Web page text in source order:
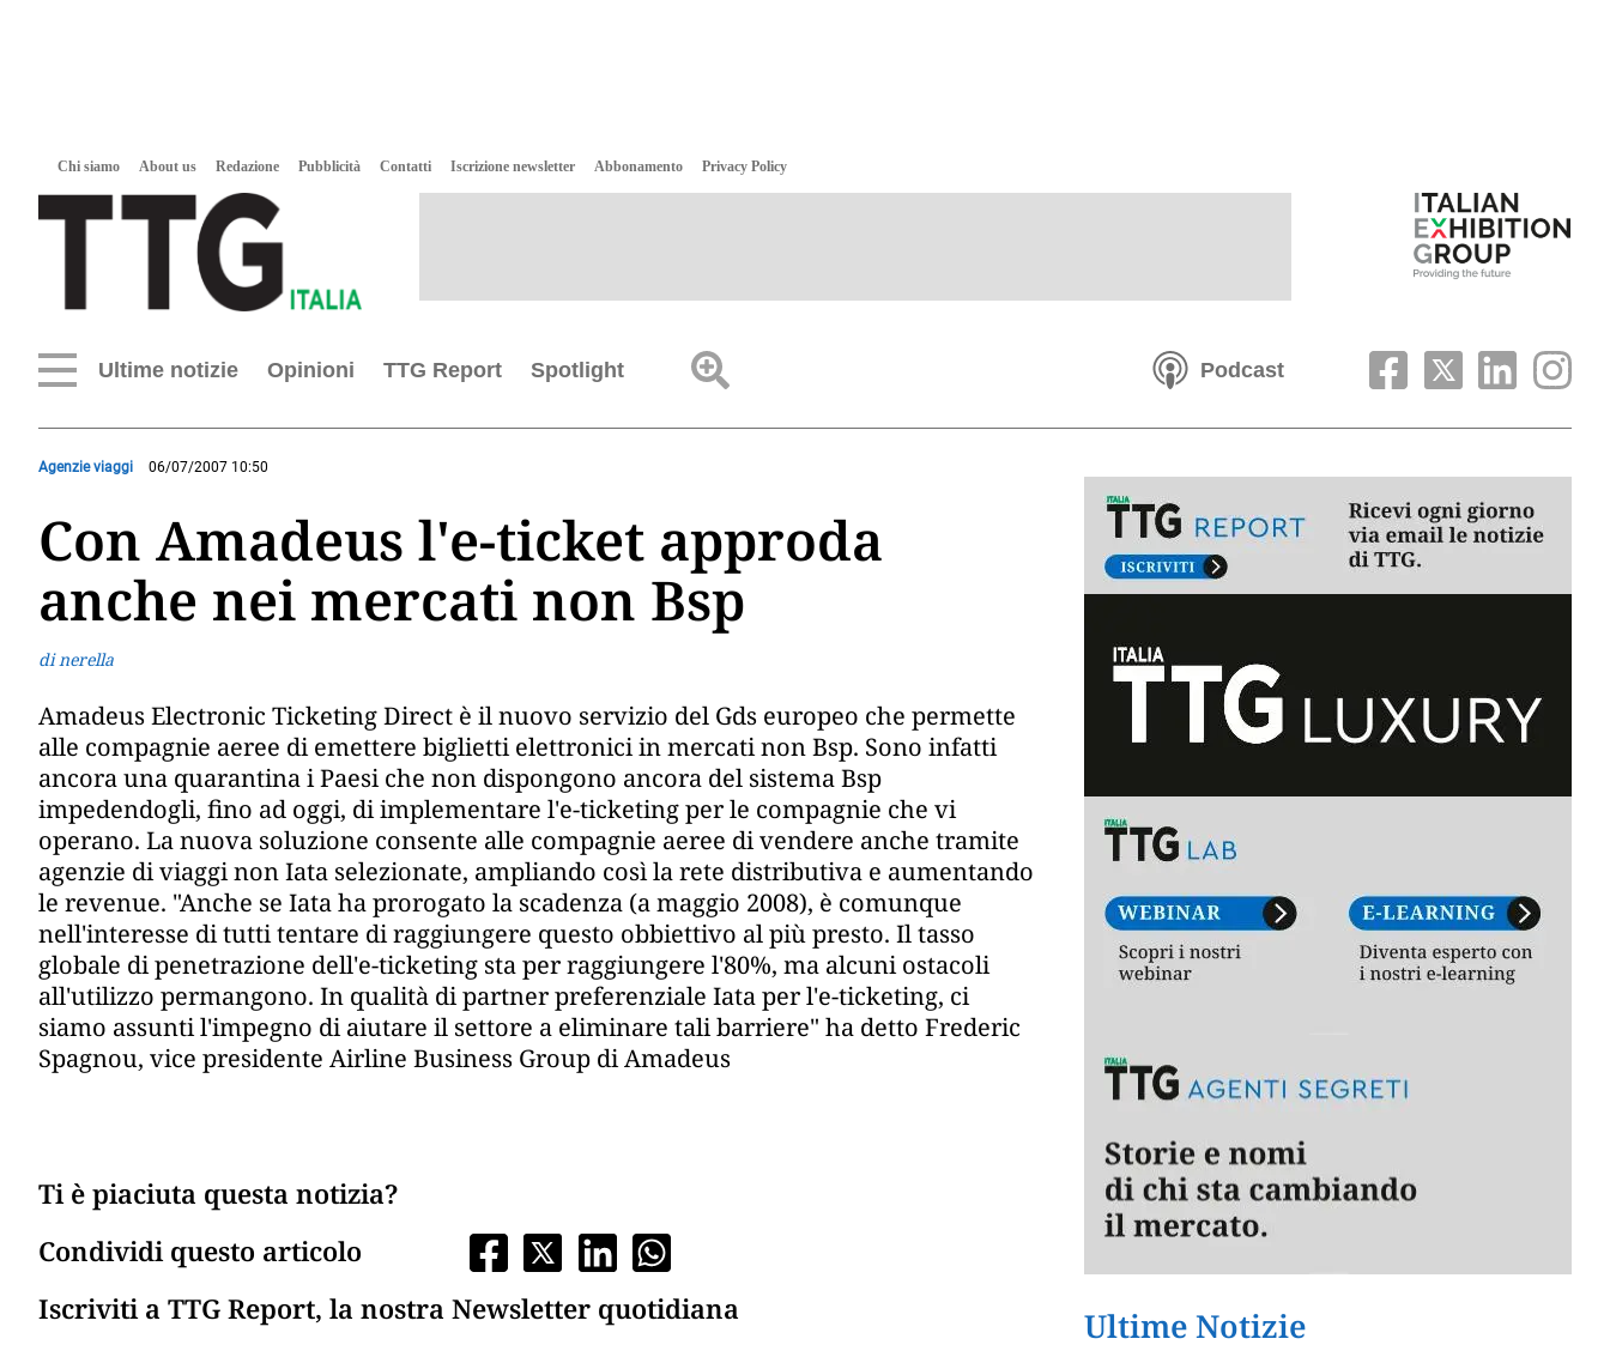
Chi siamo About us Redazione Pubblicità Contatti Iscrizione newsletter Abbonamento Privacy Policy
Ultime notizie Opinioni TTG Report Spotlight Podcast
Agenzie viaggi 06/07/2007 10:50
Con Amadeus l'e-ticket approda
anche nei mercati non Bsp
di nerella
Amadeus Electronic Ticketing Direct è il nuovo servizio del Gds europeo che permette
alle compagnie aeree di emettere biglietti elettronici in mercati non Bsp. Sono infatti
ancora una quarantina i Paesi che non dispongono ancora del sistema Bsp
impedendogli, fino ad oggi, di implementare l'e-ticketing per le compagnie che vi
operano. La nuova soluzione consente alle compagnie aeree di vendere anche tramite
agenzie di viaggi non Iata selezionate, ampliando così la rete distributiva e aumentando
le revenue. "Anche se Iata ha prorogato la scadenza (a maggio 2008), è comunque
nell'interesse di tutti tentare di raggiungere questo obbiettivo al più presto. Il tasso
globale di penetrazione dell'e-ticketing sta per raggiungere l'80%, ma alcuni ostacoli
all'utilizzo permangono. In qualità di partner preferenziale Iata per l'e-ticketing, ci
siamo assunti l'impegno di aiutare il settore a eliminare tali barriere" ha detto Frederic
Spagnou, vice presidente Airline Business Group di Amadeus
Ti è piaciuta questa notizia?
Condividi questo articolo
Iscriviti a TTG Report, la nostra Newsletter quotidiana
Ultime Notizie